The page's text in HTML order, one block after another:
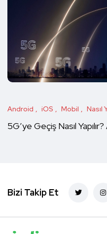
Android iOS Mobil Nasıl
5G’ye Geçiş Nasıl
Bizi Takip Et